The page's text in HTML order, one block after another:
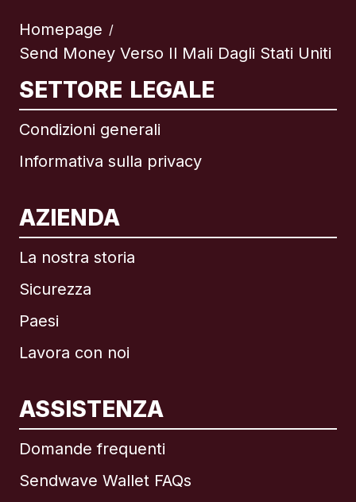
Homepage /
Send Money Verso Il Mali Dagli Stati Uniti
SETTORE LEGALE
Condizioni generali
Informativa sulla privacy
AZIENDA
La nostra storia
Sicurezza
Paesi
Lavora con noi
ASSISTENZA
Domande frequenti
Sendwave Wallet FAQs
Internazionale English